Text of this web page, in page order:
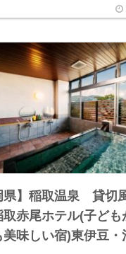
県】稲取温泉 貸切
赤尾ホテル(子ども
美味しい宿)東伊豆・